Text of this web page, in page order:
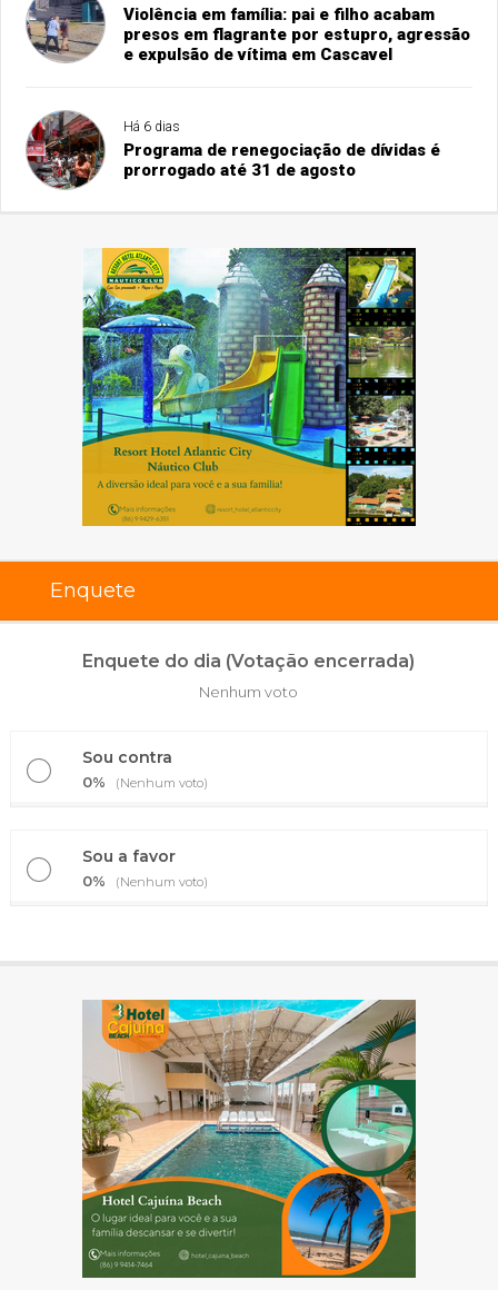
Violência em família: pai e filho acabam
presos em flagrante por estupro, agressão
e expulsão de vítima em Cascavel
Há 6 dias
Programa de renegociação de dívidas é
prorrogado até 31 de agosto
Enquete
Enquete do dia (Votação encerrada)
Nenhum voto
Sou contra
0% (Nenhum voto)
Sou a favor
0% (Nenhum voto)